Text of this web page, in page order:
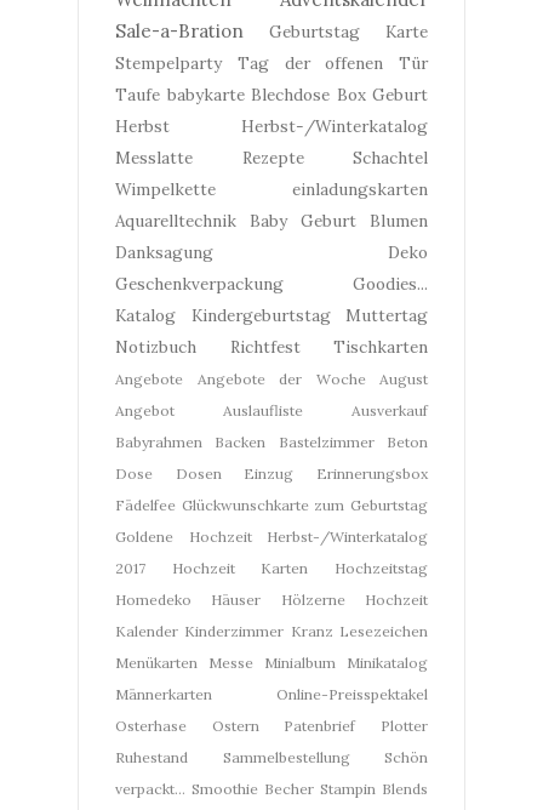
Sale-a-Bration
Geburtstag
Karte
Stempelparty
Tag der offenen Tür
Taufe babykarte Blechdose Box Geburt
Herbst
Herbst-/Winterkatalog
Messlatte
Rezepte
Schachtel
Wimpelkette
einladungskarten
Aquarelltechnik
Baby Geburt
Blumen
Danksagung
Deko
Geschenkverpackung
Goodies...
Katalog
Kindergeburtstag
Muttertag
Notizbuch
Richtfest Tischkarten
Angebote Angebote der Woche
August
Angebot
Auslaufliste
Ausverkauf
Babyrahmen
Backen Bastelzimmer
Beton
Dose
Dosen Einzug
Erinnerungsbox
Fädelfee Glückwunschkarte zum Geburtstag
Goldene Hochzeit
Herbst-/Winterkatalog
2017
Hochzeit Karten
Hochzeitstag
Homedeko
Häuser
Hölzerne Hochzeit
Kalender Kinderzimmer Kranz Lesezeichen
Menükarten
Messe Minialbum
Minikatalog
Männerkarten
Online-Preisspektakel
Osterhase
Ostern Patenbrief
Plotter
Ruhestand
Sammelbestellung
Schön
verpackt... Smoothie Becher Stampin Blends